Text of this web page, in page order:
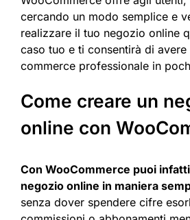
cercando un modo semplice e
realizzare il tuo negozio online
caso tuo e ti consentirà di
commerce professionale in
Come creare un
online con
Con WooCommerce puoi
negozio online in maniera
senza dover spendere cifre